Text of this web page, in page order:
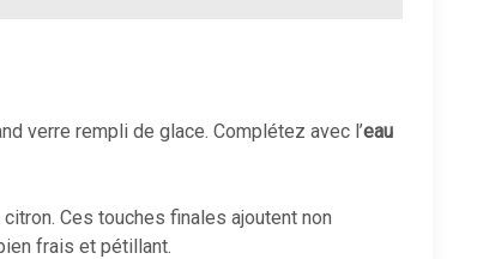
verre rempli de glace. Complétez avec l’eau
Ces touches finales ajoutent non
frais et pétillant.